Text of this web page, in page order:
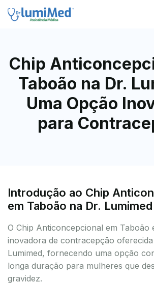
Chip
Taboão na Dr.
Uma Opção
para
Introdução ao Chip
em Taboão na Dr. Lumimed
O Chip Anticoncepcional em Taboão
inovadora de contracepção
Lumimed, fornecendo uma opção
longa duração para mulheres que
gravidez.